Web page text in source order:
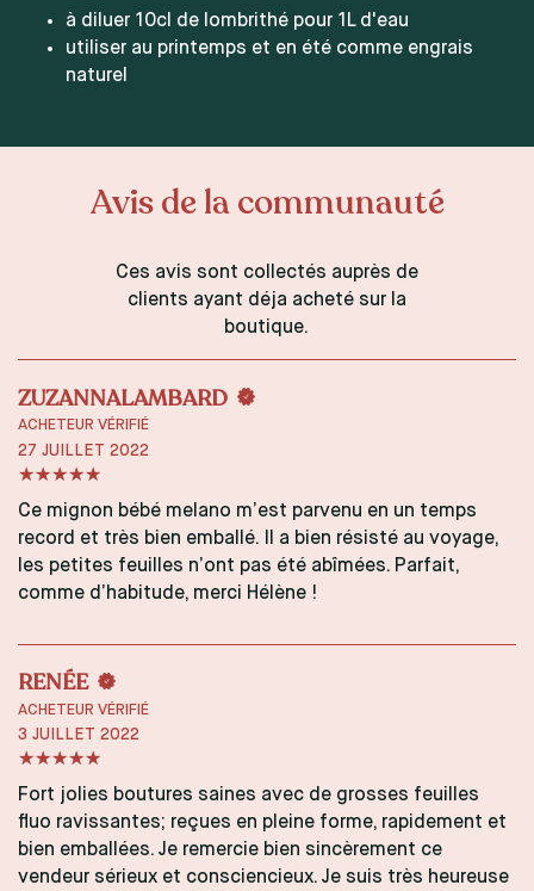
à diluer 10cl de lombrithé pour 1L d'eau
utiliser au printemps et en été comme engrais
naturel
Avis de la communauté
Ces avis sont collectés auprès de
clients ayant déja acheté sur la
boutique.
ZUZANNALAMBARD
ACHETEUR VÉRIFIÉ
27 JUILLET 2022
Ce mignon bébé melano m’est parvenu en un temps
record et très bien emballé. Il a bien résisté au voyage,
les petites feuilles n’ont pas été abîmées. Parfait,
comme d’habitude, merci Hélène !
RENÉE
ACHETEUR VÉRIFIÉ
3 JUILLET 2022
Fort jolies boutures saines avec de grosses feuilles
fluo ravissantes; reçues en pleine forme, rapidement et
bien emballées. Je remercie bien sincèrement ce
vendeur sérieux et consciencieux. Je suis très heureuse